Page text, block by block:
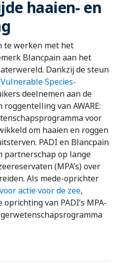
haaien- en
te werken met het
Blancpain aan het
Dankzij de steun
Vulnerable Species-
deelnemen aan de
van AWARE:
voor
om haaien en roggen
PADI en Blancpain
partnerschap op lange
(MPA’s) over
Als mede-oprichter
actie voor de zee,
van PADI’s MPA-